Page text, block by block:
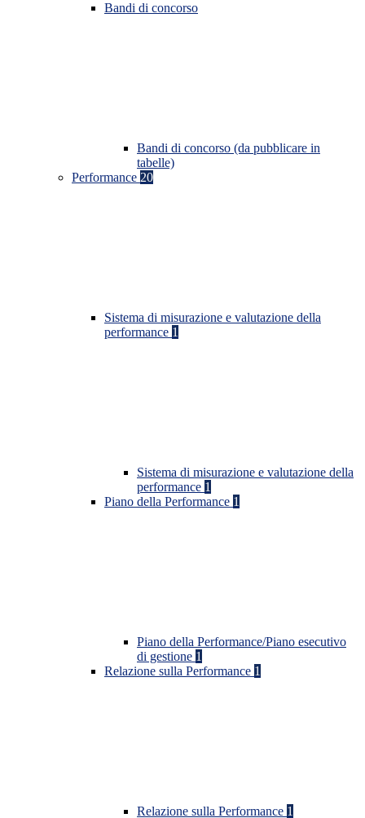
Bandi di concorso
Bandi di concorso (da pubblicare in
tabelle)
Performance 20
Sistema di misurazione e valutazione della
performance 1
Sistema di misurazione e valutazione della
performance 1
Piano della Performance 1
Piano della Performance/Piano esecutivo
di gestione 1
Relazione sulla Performance 1
Relazione sulla Performance 1